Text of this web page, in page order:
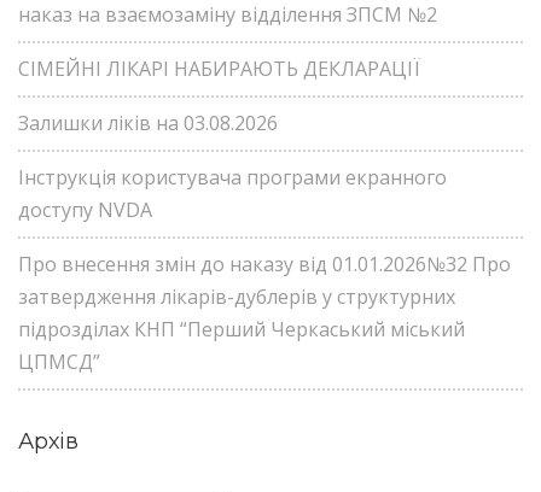
наказ на взаємозаміну відділення ЗПСМ №2
СІМЕЙНІ ЛІКАРІ НАБИРАЮТЬ ДЕКЛАРАЦІЇ
Залишки ліків на 03.08.2026
Інструкція користувача програми екранного
доступу NVDA
Про внесення змін до наказу від 01.01.2026№32 Про
затвердження лікарів-дублерів у структурних
підрозділах КНП “Перший Черкаський міський
ЦПМСД”
Архів